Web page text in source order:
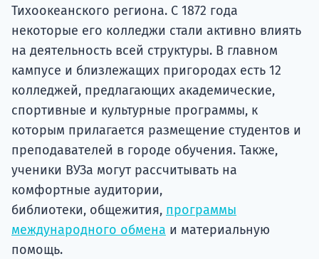
Тихоокеанского региона. С 1872 года
некоторые его колледжи стали активно влиять
на деятельность всей структуры. В главном
кампусе и близлежащих пригородах есть 12
колледжей, предлагающих академические,
спортивные и культурные программы, к
которым прилагается размещение студентов и
преподавателей в городе обучения. Также,
ученики ВУЗа могут рассчитывать на
комфортные аудитории,
библиотеки, общежития, программы
международного обмена и материальную
помощь.